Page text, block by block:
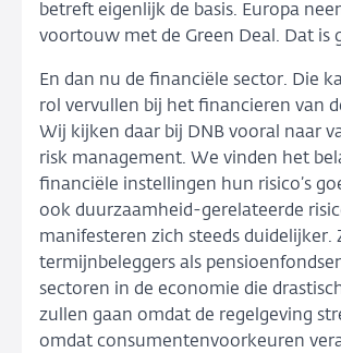
betreft eigenlijk de basis. Europa
voortouw met de Green Deal. Dat is
En dan nu de financiële sector. Die
rol vervullen bij het financieren van
Wij kijken daar bij DNB vooral naar
risk management. We vinden het
financiële instellingen hun risico’s
ook duurzaamheid-gerelateerde
manifesteren zich steeds duidelijker.
termijnbeleggers als
sectoren in de economie die
zullen gaan omdat de regelgeving
omdat consumentenvoorkeuren